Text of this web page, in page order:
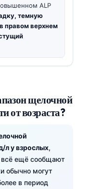
ALP
темную
правом верхнем
щелочной
от возраста?
л у взрослых,
всё ещё сообщают
обычно могут
в период